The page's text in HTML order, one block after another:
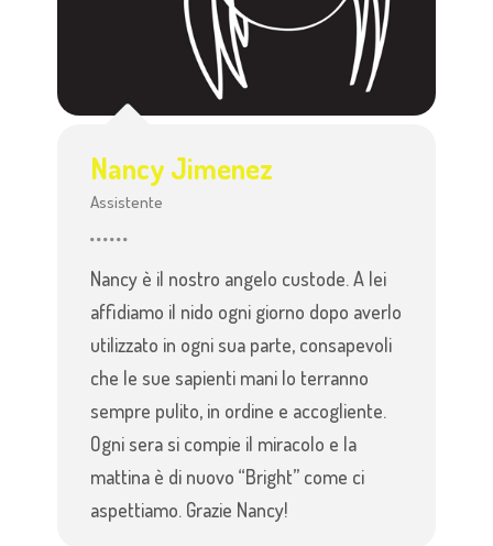
Nancy Jimenez
Assistente
Nancy è il nostro angelo custode. A lei
affidiamo il nido ogni giorno dopo averlo
utilizzato in ogni sua parte, consapevoli
che le sue sapienti mani lo terranno
sempre pulito, in ordine e accogliente.
Ogni sera si compie il miracolo e la
mattina è di nuovo “Bright” come ci
aspettiamo. Grazie Nancy!